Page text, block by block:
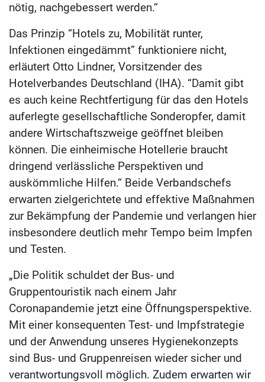
nötig, nachgebessert werden.“
Das Prinzip “Hotels zu, Mobilität runter,
Infektionen eingedämmt” funktioniere nicht,
erläutert Otto Lindner, Vorsitzender des
Hotelverbandes Deutschland (IHA). “Damit gibt
es auch keine Rechtfertigung für das den Hotels
auferlegte gesellschaftliche Sonderopfer, damit
andere Wirtschaftszweige geöffnet bleiben
können. Die einheimische Hotellerie braucht
dringend verlässliche Perspektiven und
auskömmliche Hilfen.“ Beide Verbandschefs
erwarten zielgerichtete und effektive Maßnahmen
zur Bekämpfung der Pandemie und verlangen hier
insbesondere deutlich mehr Tempo beim Impfen
und Testen.
„Die Politik schuldet der Bus- und
Gruppentouristik nach einem Jahr
Coronapandemie jetzt eine Öffnungsperspektive.
Mit einer konsequenten Test- und Impfstrategie
und der Anwendung unseres Hygienekonzepts
sind Bus- und Gruppenreisen wieder sicher und
verantwortungsvoll möglich. Zudem erwarten wir